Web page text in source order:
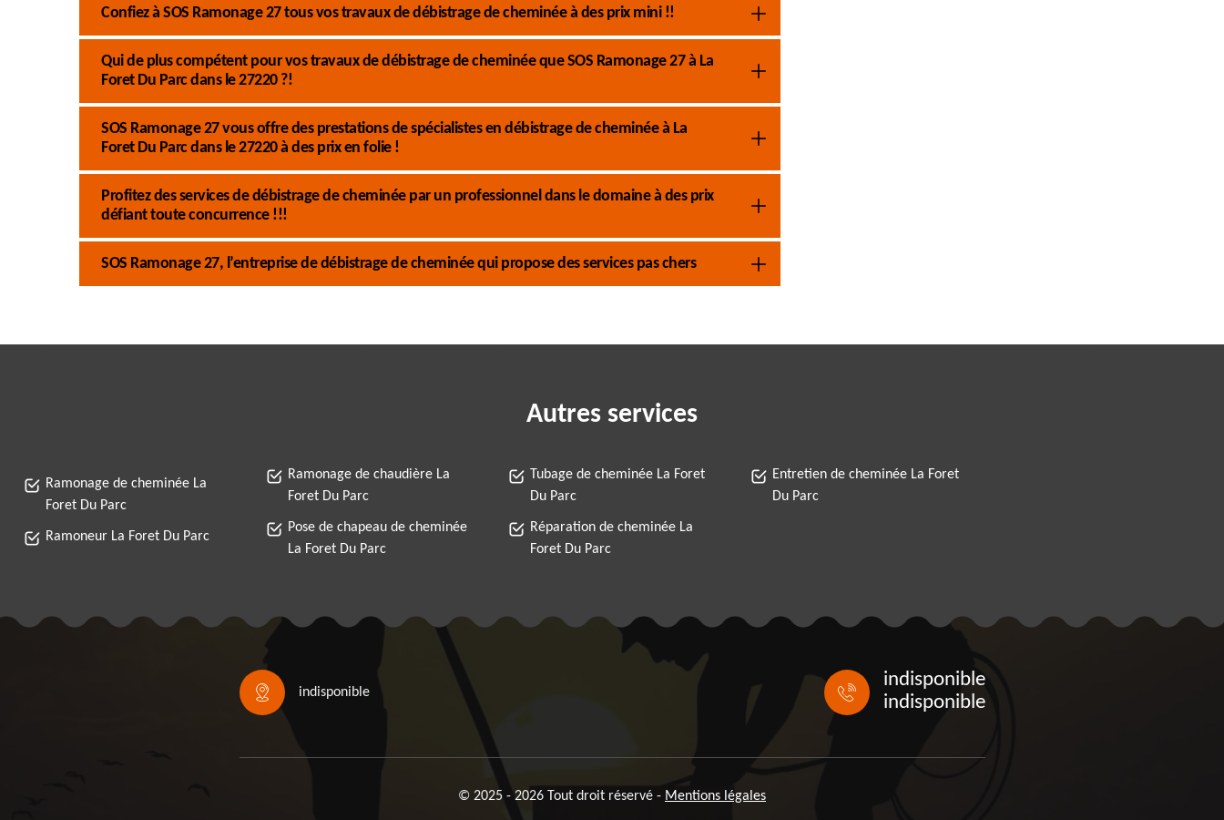
Confiez à SOS Ramonage 27 tous vos travaux de débistrage de cheminée à des prix mini !!
Qui de plus compétent pour vos travaux de débistrage de cheminée que SOS Ramonage 27 à La
Foret Du Parc dans le 27220 ?!
SOS Ramonage 27 vous offre des prestations de spécialistes en débistrage de cheminée à La
Foret Du Parc dans le 27220 à des prix en folie !
Profitez des services de débistrage de cheminée par un professionnel dans le domaine à des prix
défiant toute concurrence !!!
SOS Ramonage 27, l’entreprise de débistrage de cheminée qui propose des services pas chers
Autres services
Ramonage de cheminée La
Foret Du Parc
Ramoneur La Foret Du Parc
Ramonage de chaudière La
Foret Du Parc
Pose de chapeau de cheminée
La Foret Du Parc
Tubage de cheminée La Foret
Du Parc
Réparation de cheminée La
Foret Du Parc
Entretien de cheminée La Foret
Du Parc
indisponible
indisponible
indisponible
© 2025 - 2026 Tout droit réservé - Mentions légales